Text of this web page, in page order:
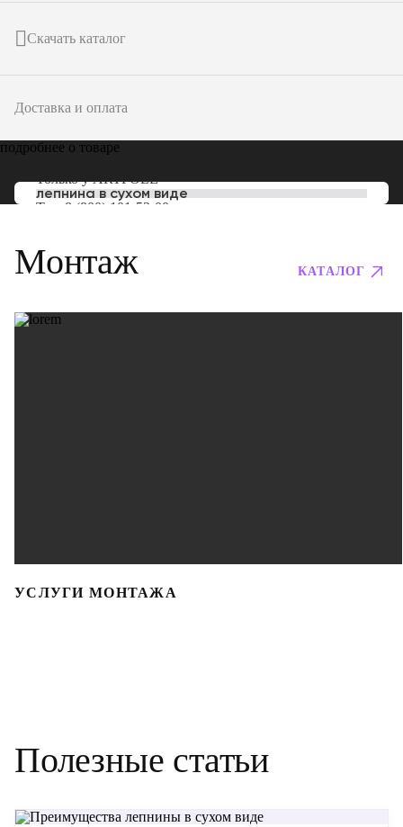
Скачать каталог
Доставка и оплата
подробнее о товаре
Только уARTPOLE
лепнина в сухом виде
Тел: 8 (800) 101-53-00
Монтаж КАТАЛОГ
УСЛУГИ МОНТАЖА
Полезные статьи